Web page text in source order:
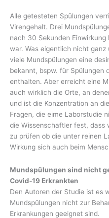
Alle getesteten Spülungen
Virengehalt. Drei
nach 30 Sekunden
war. Was eigentlich nicht
viele Mundspülungen eine
bekannt, bspw. für Spülungen
enthalten. Aber erreicht eine
auch wirklich die Orte, an
und ist die Konzentration an
Fragen, die eime Laborstudie
die Wissenschaftler fest, dass
zu prüfen ob die unter reinen
Wirkung sich auch beim
Mundspülungen sind nicht
Covid-19 Erkrankten
Den Autoren der Studie ist es
Mundspülungen nicht zur
Erkrankungen geeignet sind.